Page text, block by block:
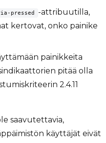
pressed
-attribuutilla,
kertovat, onko painike
painikkeita
pitää olla
2.4.11
saavutettavia,
käyttäjät eivät